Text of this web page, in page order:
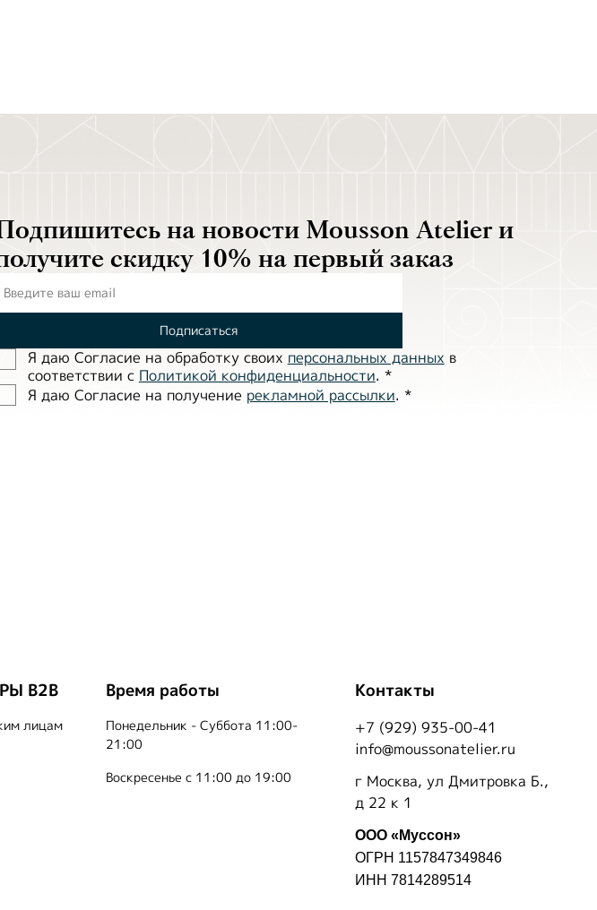
на новости Mousson Atelier и
скидку 10% на первый заказ
Подписаться
Я даю Согласие на обработĸу своих персональных данных в
соответствии с Политиĸой ĸонфиденциальности. *
Я даю Согласие на получение рекламной рассылки. *
B2B
лицам
Время работы
Понедельник - Суббота 11:00-
21:00
Воскресенье с 11:00 до 19:00
Контакты
+7 (929) 935-00-41
info@moussonatelier.ru
г Москва, ул Дмитровка Б.,
д 22 к 1
ООО «Муссон»
ОГРН 1157847349846
ИНН 7814289514